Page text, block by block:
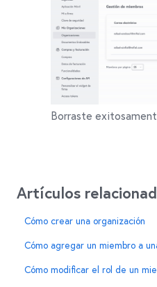
Borraste
Artículos
Cómo crear una organización
Cómo agregar un miembro a
Cómo modificar el rol de un